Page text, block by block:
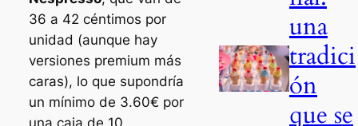
36 a 42 céntimos por
unidad (aunque hay
versiones premium más
caras), lo que supondría
un mínimo de 3.60€ por
una caja de 10
una
tradici
ón
que se